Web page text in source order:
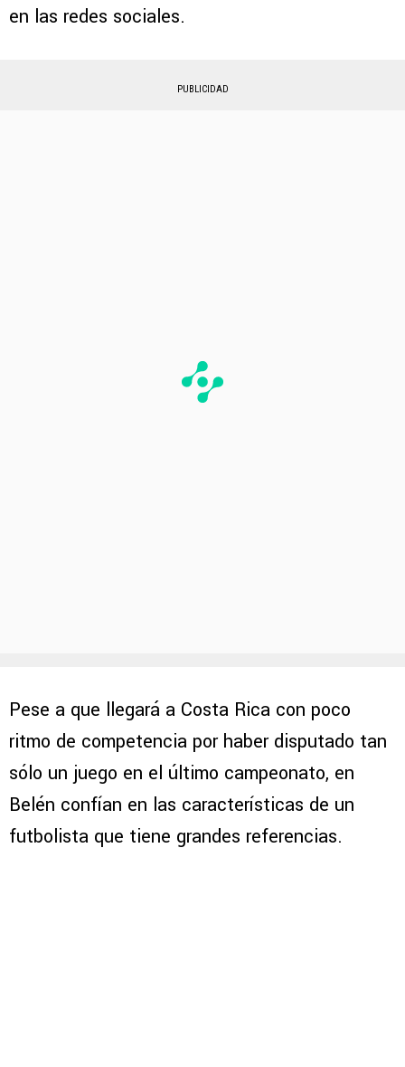
en las redes sociales.
PUBLICIDAD
Pese a que llegará a Costa Rica con poco
ritmo de competencia por haber disputado tan
sólo un juego en el último campeonato, en
Belén confían en las características de un
futbolista que tiene grandes referencias.